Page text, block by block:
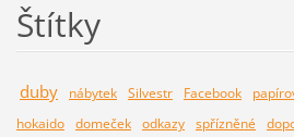
Štítky
duby nábytek Silvestr Facebook
hokaido domeček odkazy spřízněné